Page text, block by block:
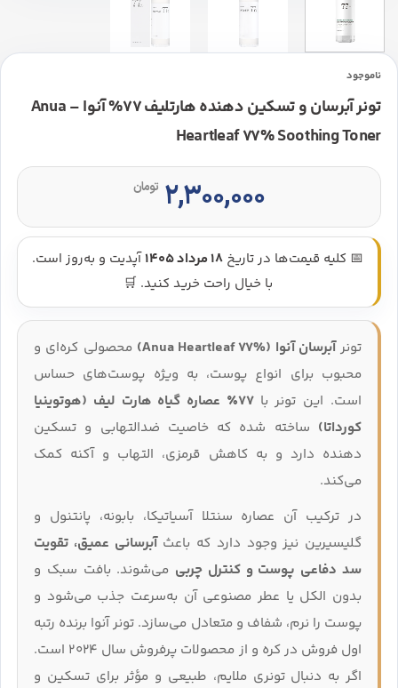
تونر آبرسان و تسکین دهنده هارتلیف 77% آنوا – Anua
Heartleaf 77% Soothing Toner
۲,۳۰۰,۰۰۰ تومان
تونرآبرسان آنوا (Anua Heartleaf 77%)
محصولی کره‌ای و
محبوب برای انواع پوست، به‌ ویژه پوست‌های حساس
است. این تونر با
۷۷٪ عصاره گیاه هارت‌ لیف (هوتوینیا
کورداتا) ساخته شده که خاصیت ضدالتهابی و تسکین‌
دهنده دارد و به کاهش قرمزی، التهاب و آکنه کمک
می‌کند.
در ترکیب آن عصاره سنتلا آسیاتیکا، بابونه، پانتنول و
گلیسیرین نیز وجود دارد که باعثآبرسانی عمیق، تقویت
سد دفاعی پوست و کنترل چربی می‌شوند. بافت سبک و
بدون الکل یا عطر مصنوعی آن به‌سرعت جذب می‌شود و
پوست را نرم، شفاف و متعادل می‌سازد. تونر آنوا برنده رتبه
اول فروش در کره و از محصولات پرفروش سال ۲۰۲۴ است.
اگر به دنبال تونری ملایم، طبیعی و مؤثر برای تسکین و
📅 کلیه قیمت‌ها در تاریخ 18 مرداد 1405
آپدیت و به‌روز است.
با خیال راحت خرید کنید. 🛒
ناموجود